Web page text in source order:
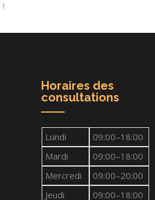
!
Horaires des
consultations
Lundi
09:00–18:00
Mardi
09:00–18:00
Mercredi
09:00–20:00
Jeudi
09:00–18:00